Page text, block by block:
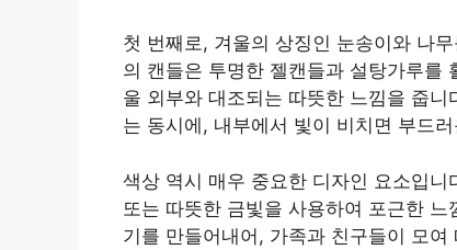
첫 번째로, 겨울의 상징인 눈송이와 나
의 캔들은 투명한 젤캔들과 설탕가루를
울 외부와 대조되는 따뜻한 느낌을 줍
는 동시에, 내부에서 빛이 비치면 부드
색상 역시 매우 중요한 디자인 요소입
또는 따뜻한 금빛을 사용하여 포근한
기를 만들어내어, 가족과 친구들이 모